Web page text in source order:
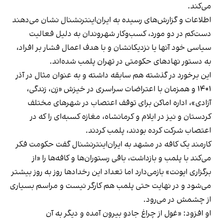
می‌کند.
اطلاعات و گزارش‌های رسیده به ایران‌اینترنشنال نشان می‌دهند
دست‌کم در دو مورد، کسب‌وکار شهروندان به دلیل فعالیت
سیاسی خود آنها یا نزدیکانشان و با هدف اعمال فشار بر افراد،
به دستور نهادهای حکومتی در تهران پلمب شده‌اند.
این برخورد در گذشته هم سابقه داشته و به عنوان مثال در آذر
۱۴۰۱ و همزمان با اعتراضات سراسری در خیزش «زن، زندگی،
آزادی»، اداره اماکن برای توقف اعتصاب در شهرهای مختلف
کردستان و نیز در ایلام و کرمانشاه، مغازه کسبه‌ای را که در
اعتصاب شرکت کرده بودند، پلمب کردند.
کارمند یک کافه در مشهد به ایران‌اینترنشنال گفت حکومت فکر
می‌کند با پلمب و بازداشت، باقی رستوران‌ها و کافه‌ها را «از
برگزاری ایونت» بازمی‌دارد اما تعداد این رخدادها روز به روز بیشتر
می‌شود و در نهایت حتی پلمب هم کارگر نیست و مراسم بسیاری
از چشمش در می‌رود.
او افزود: «غول از چراغ جادو بیرون آمده و دیگر به آن